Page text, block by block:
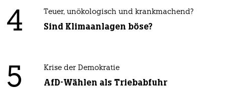
4 Teuer, unökologisch und krankmachend?
Sind Klimaanlagen böse?
5 Krise der Demokratie
AfD-Wählen als Triebabfuhr